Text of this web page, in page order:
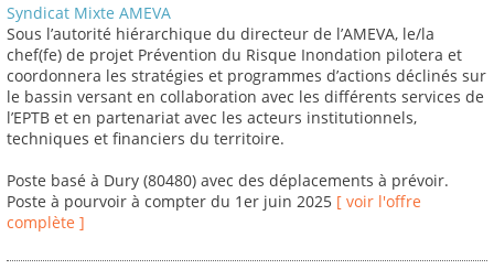
Syndicat Mixte AMEVA
Sous l’autorité hiérarchique du directeur de l’AMEVA, le/la
chef(fe) de projet Prévention du Risque Inondation pilotera et
coordonnera les stratégies et programmes d’actions déclinés sur
le bassin versant en collaboration avec les différents services de
l’EPTB et en partenariat avec les acteurs institutionnels,
techniques et financiers du territoire.
Poste basé à Dury (80480) avec des déplacements à prévoir.
Poste à pourvoir à compter du 1er juin 2025 [ voir l'offre
complète ]